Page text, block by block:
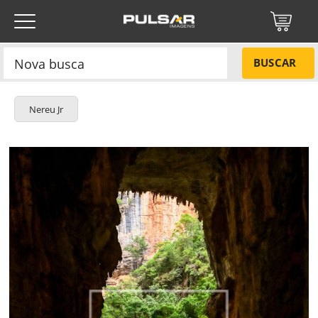
BUSCAR
Nereu Jr
Título do projeto
Códigos
ENVIAR
Protegido por reCAPTCHA —Privacidade Termos
NÃO
SIM
Título do projeto
Tamanho P
R$ 57,00
Tamanho MR$ 114,00
Tamanho GR$ 171,00